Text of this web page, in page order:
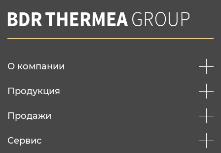
Вы соглашаетесь с нашей политикой
конфеденциальности
О компании
Продукция
Продажи
Сервис